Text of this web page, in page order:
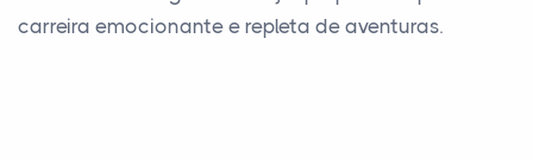
carreira emocionante e repleta de aventuras.